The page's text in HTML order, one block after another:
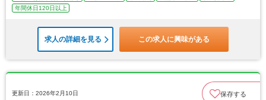
年間休日120日以上
求人の詳細を見る この求人に興味がある
更新日：2026年2月10日 保存する